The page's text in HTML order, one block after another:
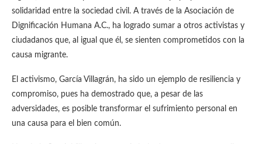
solidaridad entre la sociedad civil. A través de la Asociación de
Dignificación Humana A.C., ha logrado sumar a otros activistas y
ciudadanos que, al igual que él, se sienten comprometidos con la
causa migrante.
El activismo, García Villagrán, ha sido un ejemplo de resiliencia y
compromiso, pues ha demostrado que, a pesar de las
adversidades, es posible transformar el sufrimiento personal en
una causa para el bien común.